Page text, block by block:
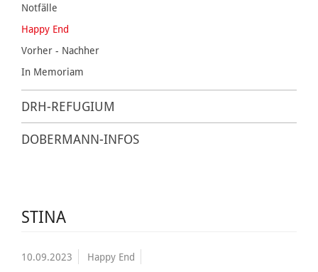
Notfälle
Happy End
Vorher - Nachher
In Memoriam
DRH-REFUGIUM
DOBERMANN-INFOS
STINA
10.09.2023 Happy End